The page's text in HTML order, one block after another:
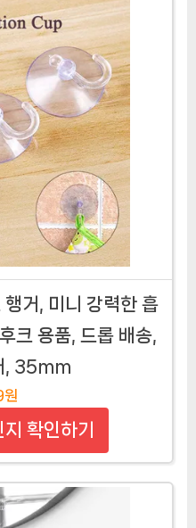
거, 미니 강력한 흡
크 용품, 드롭 배송,
, 35mm
확인하기